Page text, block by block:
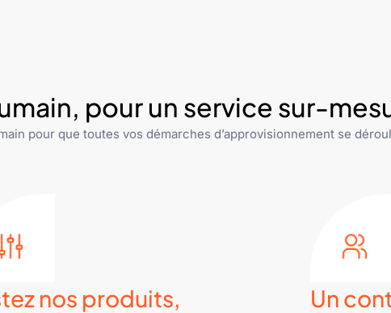
pour un service sur-
pour que toutes vos démarches d’approvisionnement se
nos produits,
Un